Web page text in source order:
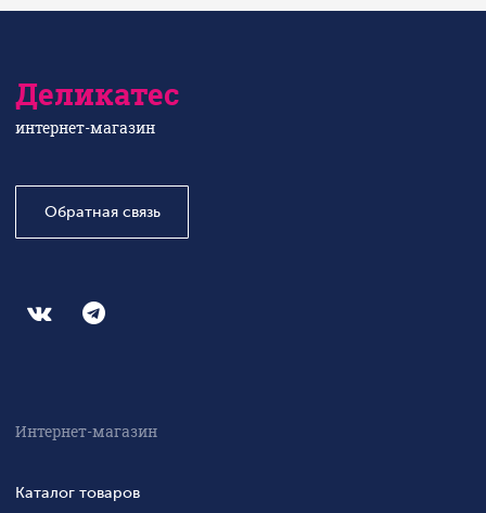
Деликатес
интернет-магазин
Обратная связь
Интернет-магазин
Каталог товаров